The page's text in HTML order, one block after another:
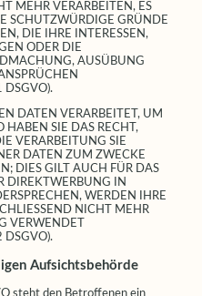
MEHR VERARBEITEN, ES
SCHUTZWÜRDIGE GRÜNDE
DIE IHRE INTERESSEN,
ODER DIE
AUSÜBUNG
DSGVO).
DATEN VERARBEITET, UM
HABEN SIE DAS RECHT,
VERARBEITUNG SIE
DATEN ZUM ZWECKE
DIES GILT AUCH FÜR DAS
DIREKTWERBUNG IN
WERDEN IHRE
NICHT MEHR
VERWENDET
DSGVO).
Aufsichtsbehörde
steht den Betroffenen ein